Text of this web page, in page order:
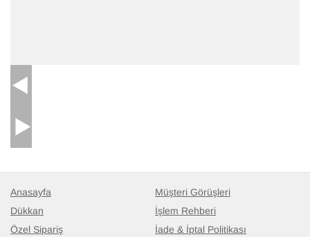
Anasayfa
Dükkan
Özel Sipariş
Müşteri Görüşleri
İşlem Rehberi
İade & İptal Politikası